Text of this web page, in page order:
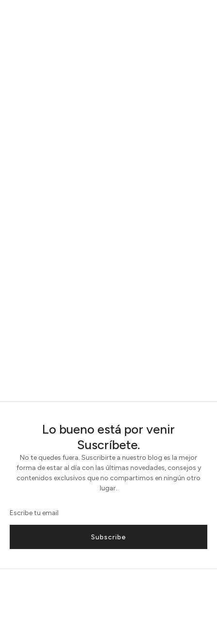
Lo bueno está por venir
Suscríbete.
No te quedes fuera. Suscribirte a nuestro blog es la mejor
forma de estar al día con las últimas novedades, consejos y
contenidos exclusivos que no compartimos en ningún otro
lugar.
Subscribe